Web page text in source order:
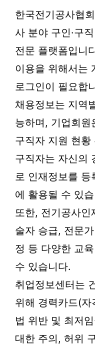
한국전기공사협
사 분야 구인·구
전문 플랫폼입니
이용을 위해서는
로그인이 필요합
채용정보는 지역
능하며, 기업회원
구직자 지원 현황
구직자는 자신의
로 인재정보를 등
에 활용될 수 있
또한, 전기공사인
술자 승급, 전문
정 등 다양한 교
수 있습니다.
취업정보센터는
위해 경력카드(
법 위반 및 최저
대한 주의, 허위